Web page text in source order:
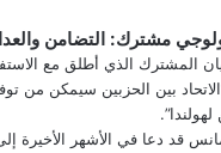
مشترك: التضامن
المشترك الذي أطلق مع
بين الحزبين سيمكن من